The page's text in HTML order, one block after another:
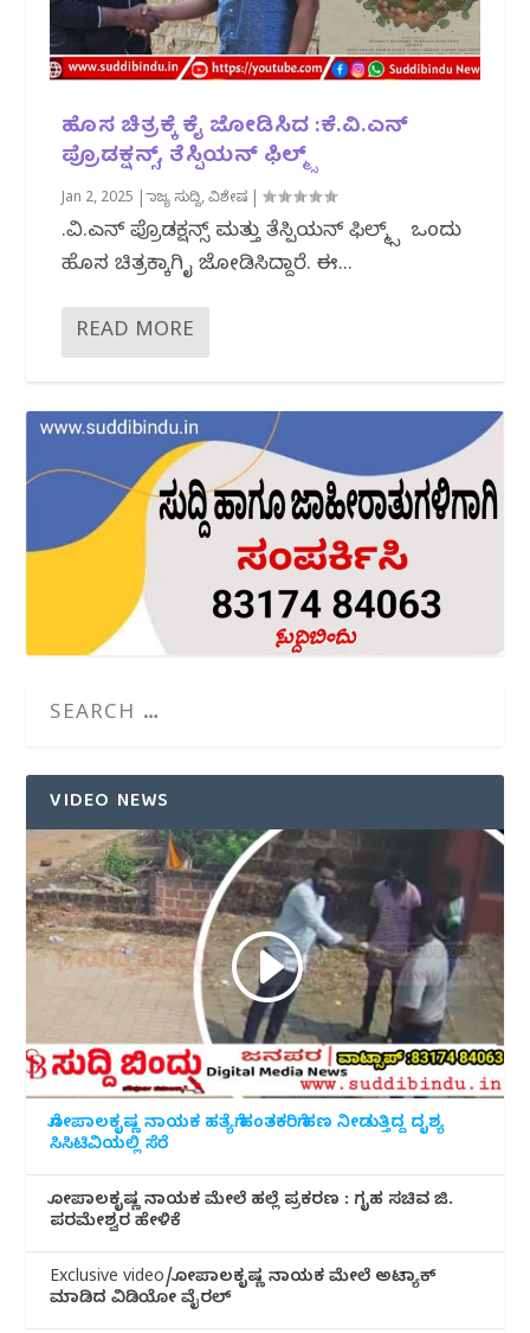
ಹೊಸ ಚಿತ್ರಕ್ಕೆ ಕೈ ಜೋಡಿಸಿದ :ಕೆ.ವಿ.ಎನ್
ಪ್ರೊಡಕ್ಷನ್ಸ್, ತೆಸ್ಪಿಯನ್ ಫಿಲ್ಮ್ಸ್
Jan 2, 2025 |ರಾಜ್ಯ ಸುದ್ದಿ,ವಿಶೇಷ |
ಕೆ.ವಿ.ಎನ್ ಪ್ರೊಡಕ್ಷನ್ಸ್ ಮತ್ತು ತೆಸ್ಪಿಯನ್ ಫಿಲ್ಮ್ಸ್ ಒಂದು
ಹೊಸ ಚಿತ್ರಕ್ಕಾಗಿ ಕೈ ಜೋಡಿಸಿದ್ದಾರೆ. ಈ...
READ MORE
VIDEO NEWS
ಗೋಪಾಲಕೃಷ್ಣ ನಾಯಕ ಹತ್ಯೆಗೆ ಹಂತಕರಿಗೆ ಹಣ ನೀಡುತ್ತಿದ್ದ ದೃಶ್ಯ
ಸಿಸಿಟಿವಿಯಲ್ಲಿ ಸೆರೆ
ಗೋಪಾಲಕೃಷ್ಣ ನಾಯಕ ಮೇಲೆ ಹಲ್ಲೆ ಪ್ರಕರಣ : ಗೃಹ ಸಚಿವ ಜಿ.
ಪರಮೇಶ್ವರ ಹೇಳಿಕೆ
Exclusive video/ಗೋಪಾಲಕೃಷ್ಣ ನಾಯಕ ಮೇಲೆ ಅಟ್ಯಾಕ್
ಮಾಡಿದ ವಿಡಿಯೋ ವೈರಲ್